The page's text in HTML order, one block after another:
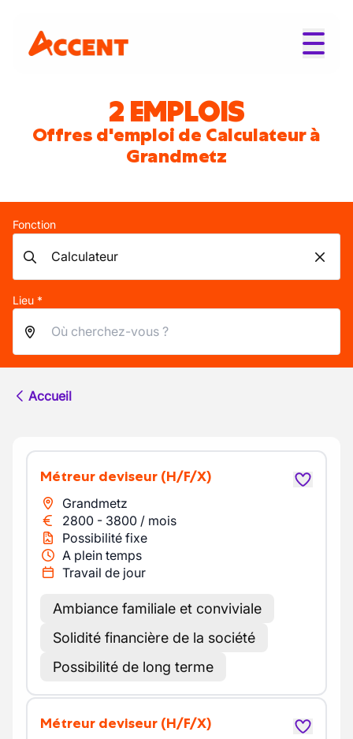
2 EMPLOIS
Offres d'emploi de Calculateur à
Grandmetz
Fonction
Lieu *
Accueil
Métreur deviseur (H/F/X)
Grandmetz
2800 - 3800 / mois
Possibilité fixe
A plein temps
Travail de jour
Ambiance familiale et conviviale
Solidité financière de la société
Possibilité de long terme
Métreur deviseur (H/F/X)